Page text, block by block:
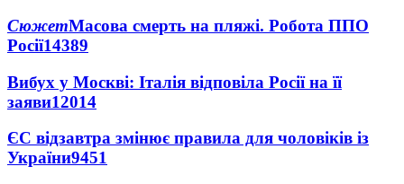
СюжетМасова смерть на пляжі. Робота ППО
Росії14389
Вибух у Москві: Італія відповіла Росії на її
заяви12014
ЄС відзавтра змінює правила для чоловіків із
України9451